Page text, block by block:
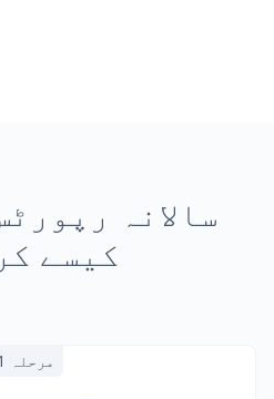
سالانہ
کیسے
مرحلہ 1